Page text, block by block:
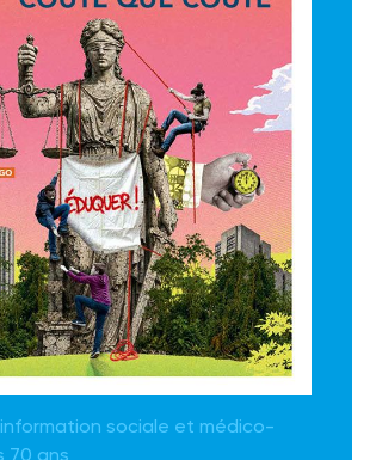
sociale et médico-
70 ans